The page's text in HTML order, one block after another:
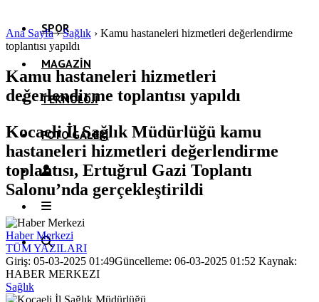
SPOR
MAGAZIN
TEKNOLOJI
FOTO GALERI
Ana Sayfa›Sağlık › Kamu hastaneleri hizmetleri değerlendirme
toplantısı yapıldı
Kamu hastaneleri hizmetleri
değerlendirme toplantısı yapıldı
Kocaeli İl Sağlık Müdürlüğü kamu
hastaneleri hizmetleri değerlendirme
toplantısı, Ertuğrul Gazi Toplantı
Salonu’nda gerçekleştirildi
Haber Merkezi
TÜM YAZILARI
Giriş: 05-03-2025 01:49Güncelleme: 06-03-2025 01:52 Kaynak:
HABER MERKEZI
Sağlık